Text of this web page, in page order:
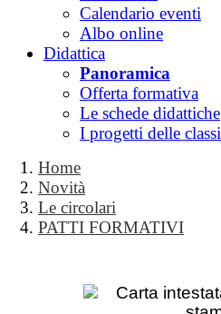
Calendario eventi
Albo online
Didattica
Panoramica
Offerta formativa
Le schede didattiche
I progetti delle classi
Home
Novità
Le circolari
PATTI FORMATIVI